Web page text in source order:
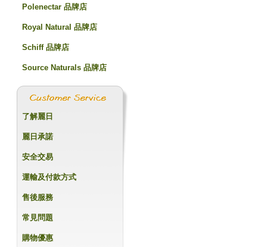
Polenectar 品牌店
Royal Natural 品牌店
Schiff 品牌店
Source Naturals 品牌店
了解麗日
麗日承諾
安全交易
運輸及付款方式
售後服務
常見問題
購物優惠